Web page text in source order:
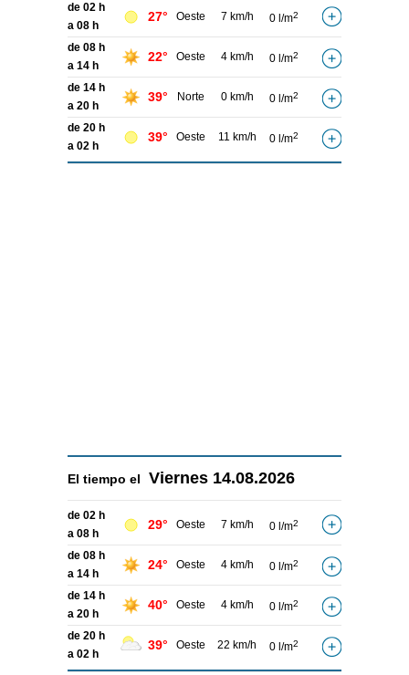
de 02 h
a 08 h
27° Oeste 7 km/h 0 l/m2
de 08 h
a 14 h
22° Oeste 4 km/h 0 l/m2
de 14 h
a 20 h
39° Norte 0 km/h 0 l/m2
de 20 h
a 02 h
39° Oeste 11 km/h 0 l/m2
El tiempo el Viernes 14.08.2026
de 02 h
a 08 h
29° Oeste 7 km/h 0 l/m2
de 08 h
a 14 h
24° Oeste 4 km/h 0 l/m2
de 14 h
a 20 h
40° Oeste 4 km/h 0 l/m2
de 20 h
a 02 h
39° Oeste 22 km/h 0 l/m2